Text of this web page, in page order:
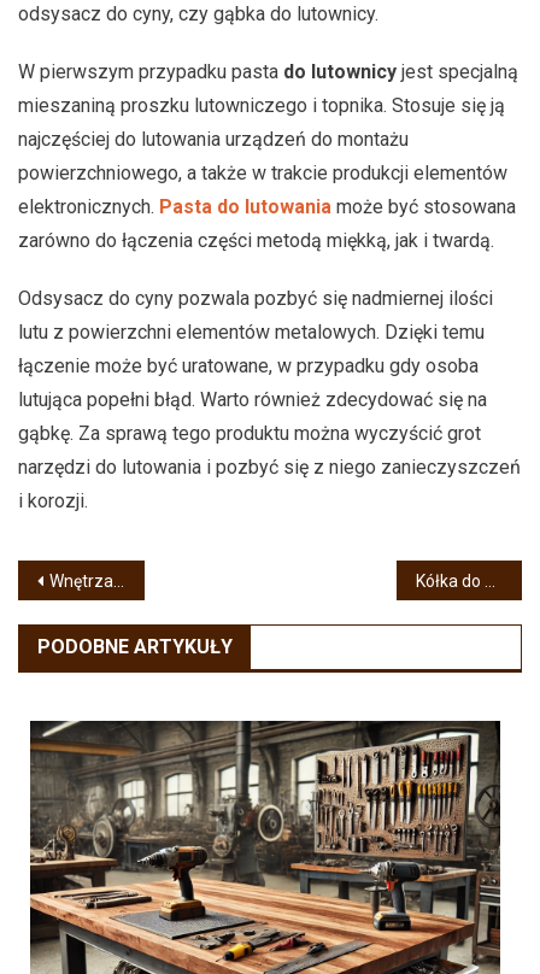
odsysacz do cyny, czy gąbka do lutownicy.
W pierwszym przypadku pasta do lutownicy jest specjalną
mieszaniną proszku lutowniczego i topnika. Stosuje się ją
najczęściej do lutowania urządzeń do montażu
powierzchniowego, a także w trakcie produkcji elementów
elektronicznych. Pasta do lutowania może być stosowana
zarówno do łączenia części metodą miękką, jak i twardą.
Odsysacz do cyny pozwala pozbyć się nadmiernej ilości
lutu z powierzchni elementów metalowych. Dzięki temu
łączenie może być uratowane, w przypadku gdy osoba
lutująca popełni błąd. Warto również zdecydować się na
gąbkę. Za sprawą tego produktu można wyczyścić grot
narzędzi do lutowania i pozbyć się z niego zanieczyszczeń
i korozji.
Nawigacja
wpisu
Wnętrza odnowione lakierem
PODOBNE ARTYKUŁY